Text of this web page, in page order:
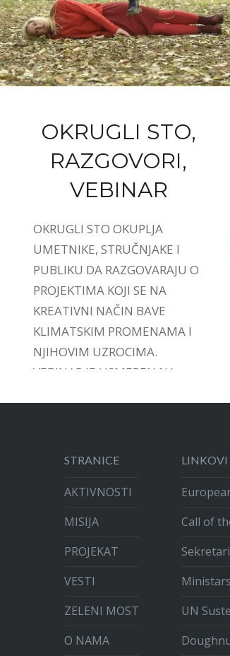
OKRUGLI STO,
RAZGOVORI,
VEBINAR
OKRUGLI STO OKUPLJA
UMETNIKE, STRUČNJAKE I
PUBLIKU DA RAZGOVARAJU O
PROJEKTIMA KOJI SE NA
KREATIVNI NAČIN BAVE
KLIMATSKIM PROMENAMA I
NJIHOVIM UZROCIMA.
VEBINAR JE USMEREN NA
INICIJATIVA.
STRANICE
AKTIVNOSTI
MISIJA
PROJEKAT
VESTI
ZELENI MOST
O NAMA
LINKOVI
Call of
UN